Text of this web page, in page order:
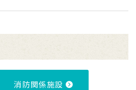
消防関係施設